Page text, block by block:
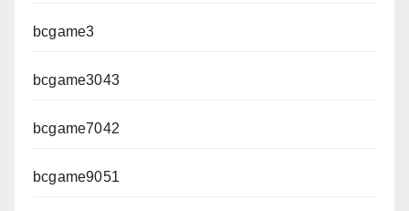
bcgame3
bcgame3043
bcgame7042
bcgame9051